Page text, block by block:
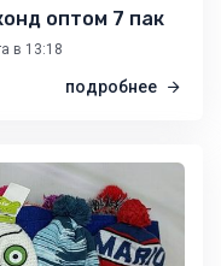
оптом 7 пак
в 13:18
подробнее